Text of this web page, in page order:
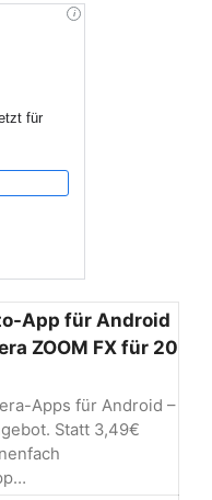
App für Android
ZOOM FX für 20
Apps für Android –
Statt 3,49€